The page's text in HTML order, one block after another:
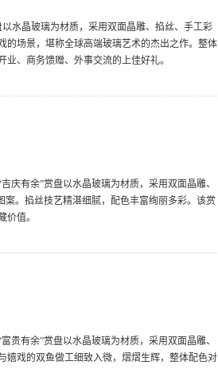
水晶玻璃为材质，采用双面晶雕、掐丝、手工彩
的场景，堪称全球高端玻璃艺术的杰出之作。整体
、商务馈赠、外事交流的上佳好礼。
庆有余”赏盘以水晶玻璃为材质，采用双面晶雕、
。掐丝技艺精湛细腻，配色丰富绚丽多彩。该赏
价值。
贵有余”赏盘以水晶玻璃为材质，采用双面晶雕、
嬉戏的双鱼做工细致入微，熠熠生辉，整体配色对